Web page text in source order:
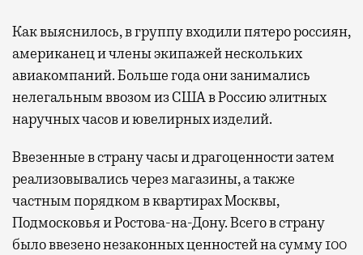
Как выяснилось, в группу входили пятеро россиян,
американец и члены экипажей нескольких
авиакомпаний. Больше года они занимались
нелегальным ввозом из США в Россию элитных
наручных часов и ювелирных изделий.
Ввезенные в страну часы и драгоценности затем
реализовывались через магазины, а также
частным порядком в квартирах Москвы,
Подмосковья и Ростова-на-Дону. Всего в страну
было ввезено незаконных ценностей на сумму 100